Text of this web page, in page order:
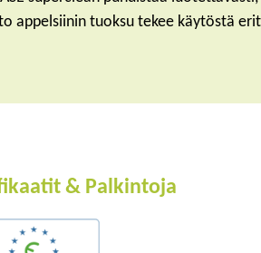
appelsiinin tuoksu tekee käytöstä
& Palkintoja